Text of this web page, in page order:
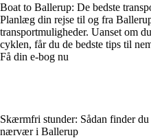
Boat to Ballerup: De bedste
Planlæg din rejse til og fra
transportmuligheder. Uanset om
cyklen, får du de bedste tips til
Få din e-bog nu
Skærmfri stunder: Sådan finder
nærvær i Ballerup